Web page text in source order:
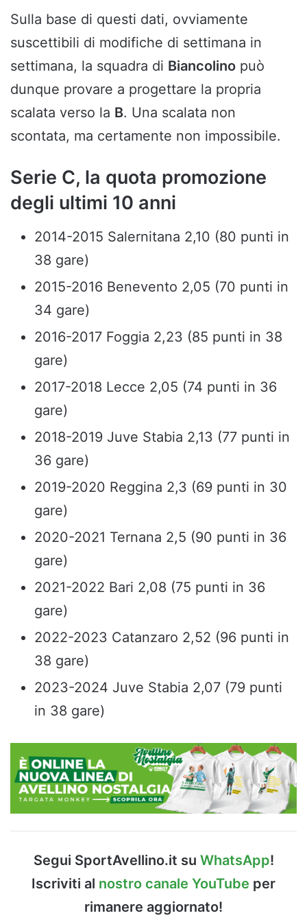
Sulla base di questi dati, ovviamente
suscettibili di modifiche di settimana in
settimana, la squadra di Biancolino può
dunque provare a progettare la propria
scalata verso la B. Una scalata non
scontata, ma certamente non impossibile.
Serie C, la quota promozione
degli ultimi 10 anni
2014-2015 Salernitana 2,10 (80 punti in
38 gare)
2015-2016 Benevento 2,05 (70 punti in
34 gare)
2016-2017 Foggia 2,23 (85 punti in 38
gare)
2017-2018 Lecce 2,05 (74 punti in 36
gare)
2018-2019 Juve Stabia 2,13 (77 punti in
36 gare)
2019-2020 Reggina 2,3 (69 punti in 30
gare)
2020-2021 Ternana 2,5 (90 punti in 36
gare)
2021-2022 Bari 2,08 (75 punti in 36
gare)
2022-2023 Catanzaro 2,52 (96 punti in
38 gare)
2023-2024 Juve Stabia 2,07 (79 punti
in 38 gare)
Segui SportAvellino.it su WhatsApp!
Iscriviti al nostro canale YouTube per
rimanere aggiornato!